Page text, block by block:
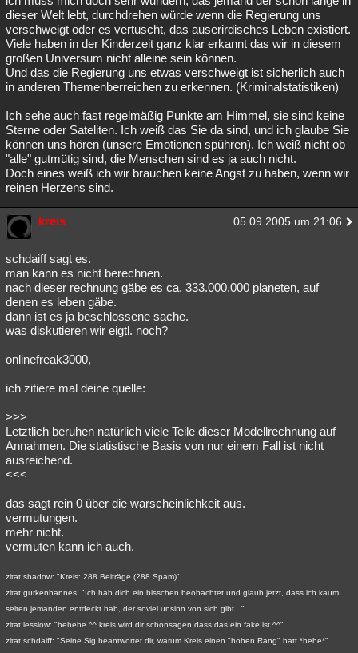
dieser Welt lebt, durchdrehen würde wenn die Regierung uns
verschweigt oder es vertuscht, das auserirdisches Leben existiert.
Viele haben in der Kinderzeit ganz klar erkannt das wir in diesem
großen Universum nicht alleine sein können.
Und das die Regierung uns etwas verschweigt ist sicherlich auch
in anderen Themenberreichen zu erkennen. (Kriminalstatistiken)
Ich sehe auch fast regelmäßig Punkte am Himmel, sie sind keine
Sterne oder Sateliten. Ich weiß das Sie da sind, und ich glaube Sie
können uns hören (unsere Emotionen spühren). Ich weiß nicht ob
"alle" gutmütig sind, die Menschen sind es ja auch nicht.
Doch eines weiß ich wir brauchen keine Angst zu haben, wenn wir
reinen Herzens sind.
kreis 05.09.2005 um 21:06
schdaiff sagt es.
man kann es nicht berechnen.
nach dieser rechnung gäbe es ca. 333.000.000 planeten, auf
denen es leben gäbe.
dann ist es ja beschlossene sache.
was diskutieren wir eigtl. noch?
onlinefreak3000,
ich zitiere mal deine quelle:
>>>
Letztlich beruhen natürlich viele Teile dieser Modellrechnung auf
Annahmen. Die statistische Basis von nur einem Fall ist nicht
ausreichend.
<<<
das sagt rein 0 über die warscheinlichkeit aus.
vermutungen.
mehr nicht.
vermuten kann ich auch.
zitat shadow: "Kreis: 288 Beiträge (288 Spam)"
zitat gurkenhannes: "Ich hab dich ein bisschen beobachtet und glaub jetzt, dass ich kaum
selten jemanden entdeckt hab, der soviel unsinn von sich gibt..."
zitat lesslow: "hehehe ^^ kreis wird dir schonsagen,dass das ein fake ist ^^"
zitat schdaiff: "Seine Sig beantwortet dir, warum Kreis einen "hohen Rang" hatt *hehe*"